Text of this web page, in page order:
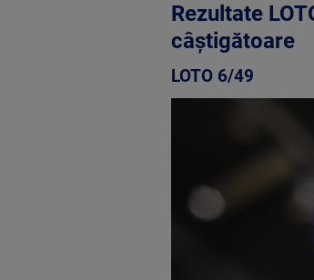
Rezultate
câștigătoare
LOTO 6/49